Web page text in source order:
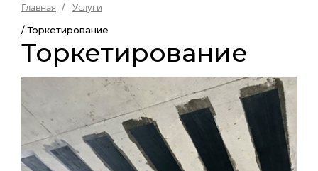
Главная / Услуги
/Торкетирование
Торкетирование